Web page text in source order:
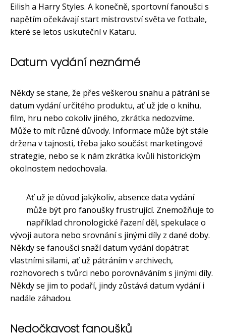
Eilish a Harry Styles. A konečně, sportovní fanoušci s
napětím očekávají start mistrovství světa ve fotbale,
které se letos uskuteční v Kataru.
Datum vydání neznámé
Někdy se stane, že přes veškerou snahu a pátrání se
datum vydání určitého produktu, ať už jde o knihu,
film, hru nebo cokoliv jiného, zkrátka nedozvíme.
Může to mít různé důvody. Informace může být stále
držena v tajnosti, třeba jako součást marketingové
strategie, nebo se k nám zkrátka kvůli historickým
okolnostem nedochovala.
Ať už je důvod jakýkoliv, absence data vydání
může být pro fanoušky frustrující. Znemožňuje to
například chronologické řazení děl, spekulace o
vývoji autora nebo srovnání s jinými díly z dané doby.
Někdy se fanoušci snaží datum vydání dopátrat
vlastními silami, ať už pátráním v archivech,
rozhovorech s tvůrci nebo porovnáváním s jinými díly.
Někdy se jim to podaří, jindy zůstává datum vydání i
nadále záhadou.
Nedočkavost fanoušků